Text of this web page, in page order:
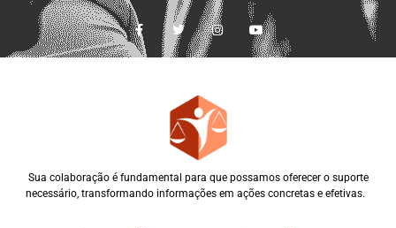
Sua colaboração é fundamental para que possamos oferecer o suporte
necessário, transformando informações em ações concretas e efetivas.